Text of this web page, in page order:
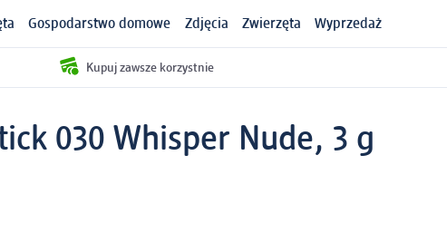
Gospodarstwo domowe Zdjęcia Zwierzęta Wyprzedaż
Kupuj zawsze korzystnie
030 Whisper Nude, 3 g